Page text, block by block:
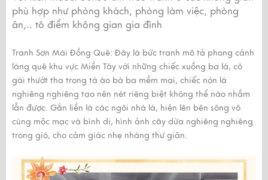
phù hợp như phòng khách, phòng làm việc, phòng
ăn,.. tô điểm không gian gia đình
Tranh Sơn Mài Đồng Quê: Đây là bức tranh mô tả phong cảnh
làng quê khu vực Miền Tây với những chiếc xuồng ba lá, cô
gái thướt tha trong tà áo bà ba mềm mại, chiếc nón lá
nghiêng nghiêng tạo nên nét riêng biệt không thể nào nhầm
lẫn được. Gắn liền là các ngôi nhà lá, hiện lên bên sông vô
cùng mộc mạc và bình dị, hình ảnh cây dừa nghiêng nghiêng
trong gió, cho cảm giác nhẹ nhàng thư giãn.